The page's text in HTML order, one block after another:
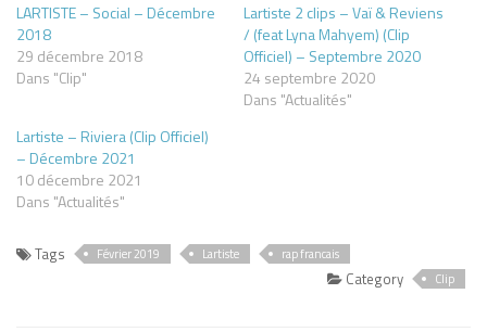
LARTISTE – Social – Décembre
2018
29 décembre 2018
Dans "Clip"
Lartiste 2 clips – Vaï & Reviens
/ (feat Lyna Mahyem) (Clip
Officiel) – Septembre 2020
24 septembre 2020
Dans "Actualités"
Lartiste – Riviera (Clip Officiel)
– Décembre 2021
10 décembre 2021
Dans "Actualités"
Tags Février 2019 Lartiste rap francais
Category Clip